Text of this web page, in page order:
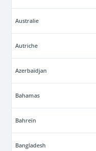
Australie
Autriche
Azerbaïdjan
Bahamas
Bahreïn
Bangladesh